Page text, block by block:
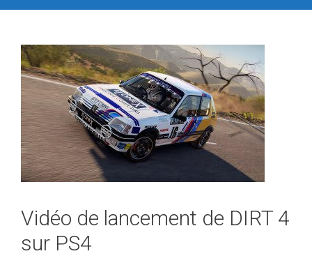
Vidéo de lancement de DIRT 4
sur PS4